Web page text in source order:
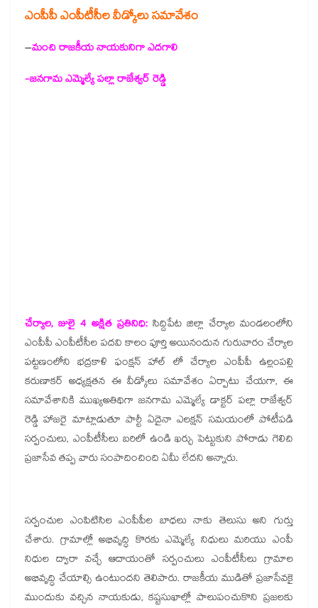
ఎంపీపీ ఎంపీటీసీల వీడ్కోలు సమావేశం
–మంచి రాజకీయ నాయకునిగా ఎదగాలి
-జనగామ ఎమ్మెల్యే పల్లా రాజేశ్వర్ రెడ్డి
చేర్యాల, జులై 4 అక్షిత ప్రతినిధి: సిద్దిపేట జిల్లా చేర్యాల మండలంలోని
ఎంపీపీ ఎంపీటీసీల పదవి కాలం పూర్తి అయినందున గురువారం చేర్యాల
పట్టణంలోని భద్రకాళి ఫంక్షన్ హాల్ లో చేర్యాల ఎంపీపీ ఉల్లంపల్లి
కరుణాకర్ అధ్యక్షతన ఈ వీడ్కోలు సమావేశం ఏర్పాటు చేయగా, ఈ
సమావేశానికి ముఖ్యఅతిథిగా జనగామ ఎమ్మెల్యే డాక్టర్ పల్లా రాజేశ్వర్
రెడ్డి హాజరై మాట్లాడుతూ పార్టీ ఏదైనా ఎలక్షన్ సమయంలో పోటీపడి
సర్పంచులు, ఎంపీటీసీలు బరిలో ఉండి ఖర్చు పెట్టుకుని పోరాడు గెలిచి
ప్రజాసేవ తప్ప వారు సంపాదించింది ఏమీ లేదని అన్నారు.
సర్పంచుల ఎంపిటిసిల ఎంపీపీల బాధలు నాకు తెలుసు అని గుర్తు
చేశారు. గ్రామాల్లో అభివృద్ధి కొరకు ఎమ్మెల్యే నిధులు మరియు ఎంపీ
నిధుల ద్వారా వచ్చే ఆదాయంతో సర్పంచులు ఎంపీటీసీలు గ్రామాల
అభివృద్ధి చేయాల్సి ఉంటుందని తెలిపారు. రాజకీయ ముడితో ప్రజాసేవకై
ముందుకు వచ్చిన నాయకుడు, కష్టసుఖాల్లో పాలుపంచుకొని ప్రజలకు